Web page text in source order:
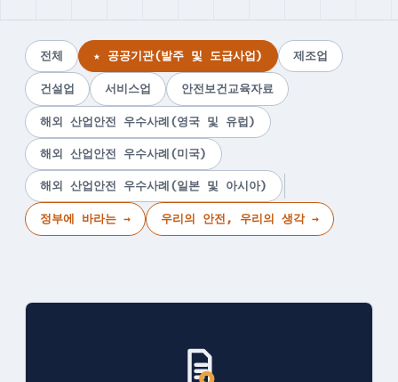
전체 ★ 공공기관(발주 및 도급사업) 제조업
건설업 서비스업 안전보건교육자료
해외 산업안전 우수사례(영국 및 유럽)
해외 산업안전 우수사례(미국)
해외 산업안전 우수사례(일본 및 아시아)
정부에 바라는 → 우리의 안전, 우리의 생각 →